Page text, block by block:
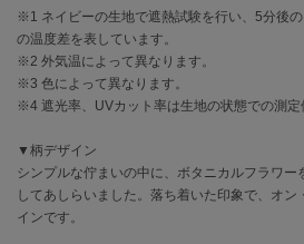
EIMY ISTOIRE
エイミー イストワール
emmi
emmi atelier
エミ アトリエ
※1 ネイビーの生地で遮熱試験を行い、5分後
の温度差を表しています。
※2 外気温によって異なります。
※3 色によって異なります。
※4 遮光率、UVカット率は生地の状態での測定
▼柄デザイン
シンプルな佇まいの中に、ボタニカルフラワー
してあしらいました。落ち着いた印象で、オ
インです。